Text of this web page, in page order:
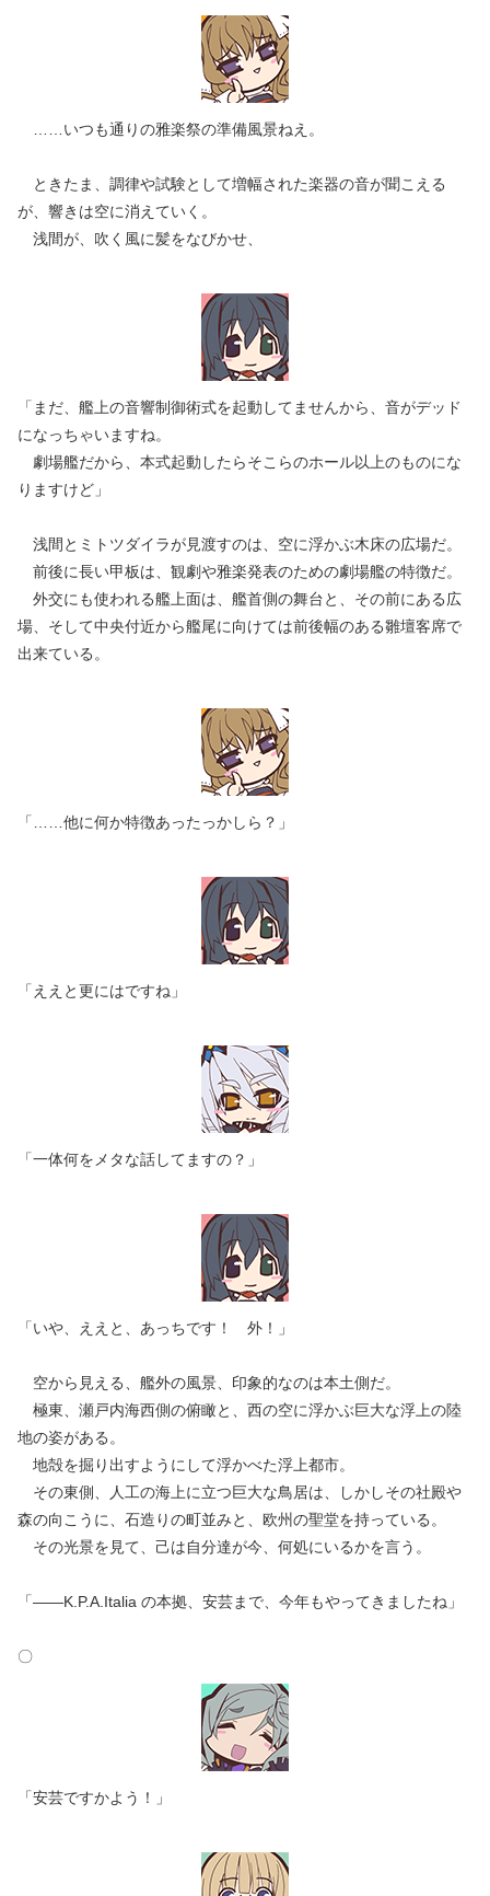
……いつも通りの雅楽祭の準備風景ねえ。
ときたま、調律や試験として増幅された楽器の音が聞こえる
が、響きは空に消えていく。
浅間が、吹く風に髪をなびかせ、
「まだ、艦上の音響制御術式を起動してませんから、音がデッド
になっちゃいますね。
劇場艦だから、本式起動したらそこらのホール以上のものにな
りますけど」
浅間とミトツダイラが見渡すのは、空に浮かぶ木床の広場だ。
前後に長い甲板は、観劇や雅楽発表のための劇場艦の特徴だ。
外交にも使われる艦上面は、艦首側の舞台と、その前にある広
場、そして中央付近から艦尾に向けては前後幅のある雛壇客席で
出来ている。
「……他に何か特徴あったっかしら？」
「ええと更にはですね」
「一体何をメタな話してますの？」
「いや、ええと、あっちです！ 外！」
空から見える、艦外の風景、印象的なのは本土側だ。
極東、瀬戸内海西側の俯瞰と、西の空に浮かぶ巨大な浮上の陸
地の姿がある。
地殻を掘り出すようにして浮かべた浮上都市。
その東側、人工の海上に立つ巨大な鳥居は、しかしその社殿や
森の向こうに、石造りの町並みと、欧州の聖堂を持っている。
その光景を見て、己は自分達が今、何処にいるかを言う。
「――K.P.A.Italia の本拠、安芸まで、今年もやってきましたね」
〇
「安芸ですかよう！」